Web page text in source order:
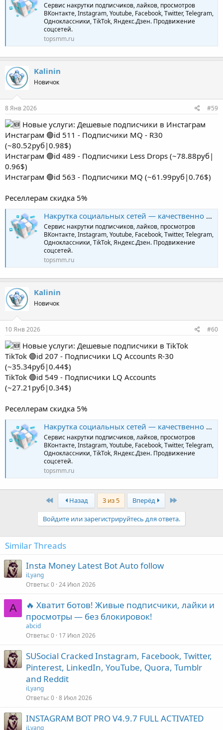
Сервис накрутки подписчиков, лайков, просмотров
ВКонтакте, Instagram, Youtube, Facebook, Twitter, Telegram,
Одноклассники, TikTok, Яндекс.Дзен. Продвижение
соцсетей.
topsmm.ru
Kalinin
Новичок
8 Янв 2026 #59
Новые услуги: Дешевые подписчики в Инстаграм
Инстаграм 🟢id 511 - Подписчики MQ - R30
(~80.52руб|0.98$)
Инстаграм 🟢id 489 - Подписчики Less Drops (~78.88руб|
0.96$)
Инстаграм 🟢id 563 - Подписчики MQ (~61.99руб|0.76$)
Реселлерам скидка 5%
Накрутка социальных сетей — качественно и профессионально | TopSmm
Сервис накрутки подписчиков, лайков, просмотров
ВКонтакте, Instagram, Youtube, Facebook, Twitter, Telegram,
Одноклассники, TikTok, Яндекс.Дзен. Продвижение
соцсетей.
topsmm.ru
Kalinin
Новичок
10 Янв 2026 #60
Новые услуги: Дешевые подписчики в TikTok
TikTok 🟢id 207 - Подписчики LQ Accounts R-30
(~35.34руб|0.44$)
TikTok 🟢id 549 - Подписчики LQ Accounts
(~27.21руб|0.34$)
Реселлерам скидка 5%
Накрутка социальных сетей — качественно и профессионально | TopSmm
Сервис накрутки подписчиков, лайков, просмотров
ВКонтакте, Instagram, Youtube, Facebook, Twitter, Telegram,
Одноклассники, TikTok, Яндекс.Дзен. Продвижение
соцсетей.
topsmm.ru
First Назад 3 из 5 Вперёд Last
Войдите или зарегистрируйтесь для ответа.
Similar Threads
Insta Money Latest Bot Auto follow
iLyang
Ответы 0 24 Июл 2026
A
🔥 Хватит ботов! Живые подписчики, лайки и
просмотры — без блокировок!
abcid
Ответы 0 17 Июл 2026
SUSocial Cracked Instagram, Facebook, Twitter,
Pinterest, LinkedIn, YouTube, Quora, Tumblr
and Reddit
iLyang
Ответы 0 8 Июл 2026
INSTAGRAM BOT PRO V4.9.7 FULL ACTIVATED
iLyang